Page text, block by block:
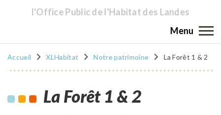
l'Office Public de l'Habitat des Landes
Menu
Accueil XLHabitat Notre patrimoine La Forêt 1 & 2
La Forêt 1 & 2